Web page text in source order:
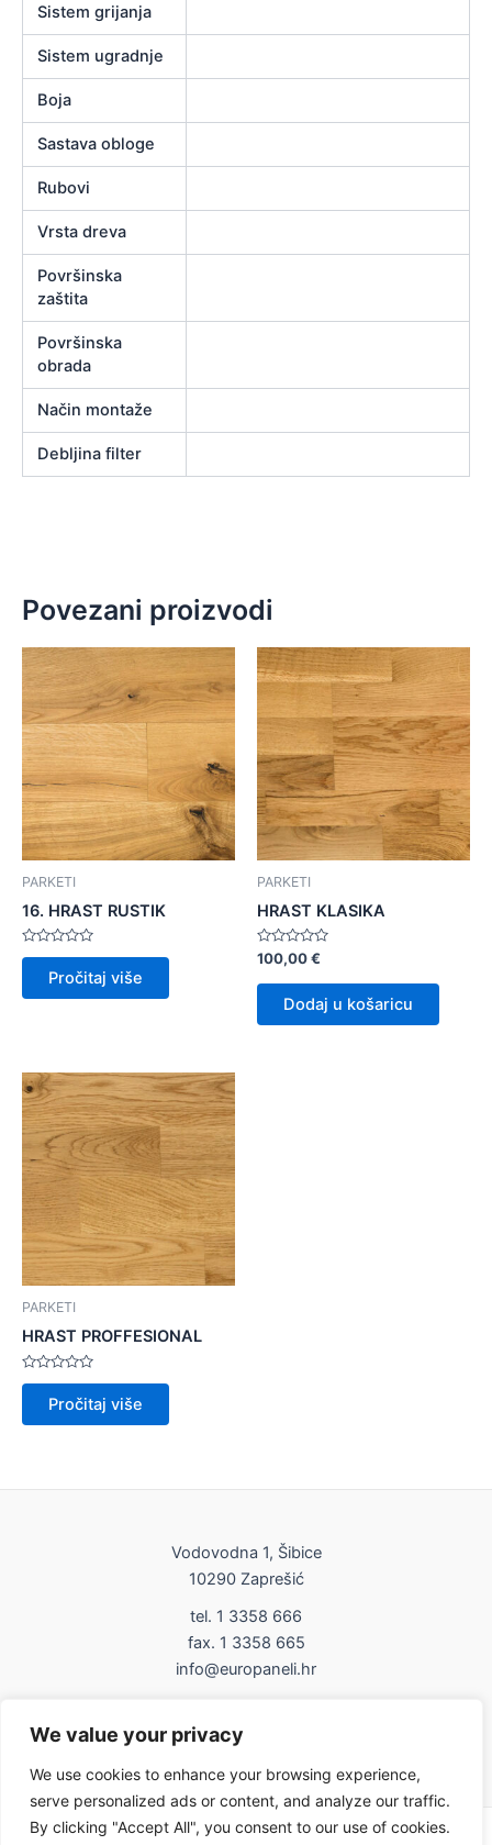
We value your privacy
We use cookies to enhance your browsing experience,
serve personalized ads or content, and analyze our traffic.
By clicking "Accept All", you consent to our use of cookies.
Sistem grijanja
Sistem ugradnje
Boja
Sastava obloge
Rubovi
Vrsta dreva
Površinska
zaštita
Površinska
obrada
Način montaže
Debljina filter
Povezani proizvodi
PARKETI
16. HRAST RUSTIK
Ocijenjeno
5
Pročitaj više
PARKETI
HRAST KLASIKA
Ocijenjeno
0
od
100,00€
Dodaj u košaricu
PARKETI
HRAST PROFFESIONAL
Ocijenjeno
5
Pročitaj više
Vodovodna 1, Šibice
10290 Zaprešić
tel. 1 3358 666
fax. 1 3358 665
info@europaneli.hr
Uvjeti korištenja